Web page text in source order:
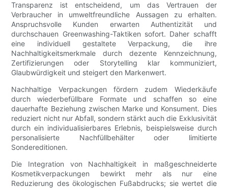
Transparenz ist entscheidend, um das Vertrauen der
Verbraucher in umweltfreundliche Aussagen zu erhalten.
Anspruchsvolle Kunden erwarten Authentizität und
durchschauen Greenwashing-Taktiken sofort. Daher schafft
eine individuell gestaltete Verpackung, die ihre
Nachhaltigkeitsmerkmale durch dezente Kennzeichnung,
Zertifizierungen oder Storytelling klar kommuniziert,
Glaubwürdigkeit und steigert den Markenwert.
Nachhaltige Verpackungen fördern zudem Wiederkäufe
durch wiederbefüllbare Formate und schaffen so eine
dauerhafte Beziehung zwischen Marke und Konsument. Dies
reduziert nicht nur Abfall, sondern stärkt auch die Exklusivität
durch ein individualisierbares Erlebnis, beispielsweise durch
personalisierte Nachfüllbehälter oder limitierte
Sondereditionen.
Die Integration von Nachhaltigkeit in maßgeschneiderte
Kosmetikverpackungen bewirkt mehr als nur eine
Reduzierung des ökologischen Fußabdrucks; sie wertet die